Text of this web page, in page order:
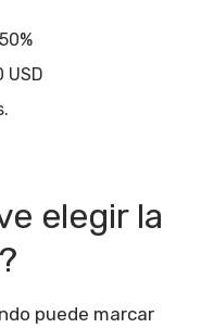
USD
elegir la
puede marcar